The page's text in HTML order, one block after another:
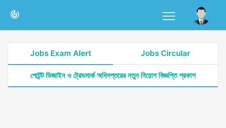
Jobs Exam Alert Jobs Circular
পেটেন্ট ডিজাইন ও ট্রেডমার্ক অধিদপ্তরের নতুন নিয়োগ বিজ্ঞপ্তি প্রকাশ